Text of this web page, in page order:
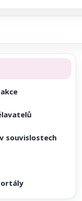
v souvislostech